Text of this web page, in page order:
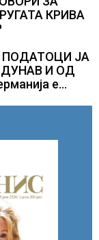
КРИВА
ПОДАТОЦИ ЈА
ДУНАВ И ОД
е